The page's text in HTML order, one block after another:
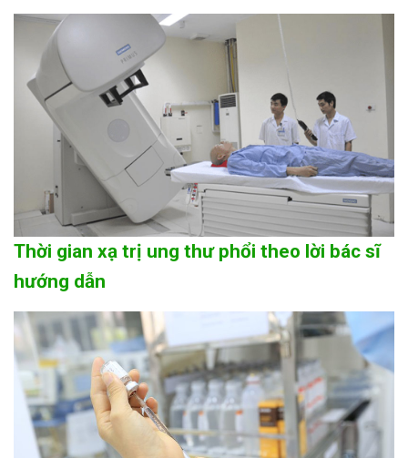
Thời gian xạ trị ung thư phổi theo lời bác sĩ
hướng dẫn